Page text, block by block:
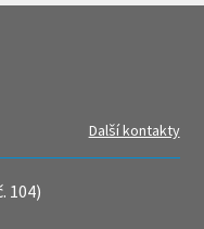
Další kontakty
104)